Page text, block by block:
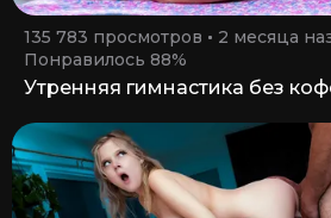
135 783 просмотров
2 месяца
Понравилось 88%
Утренняя гимнастика без